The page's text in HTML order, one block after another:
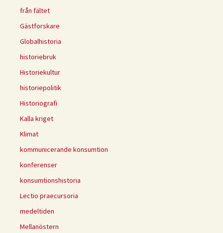
från fältet
Gästforskare
Globalhistoria
historiebruk
Historiekultur
historiepolitik
Historiografi
Kalla kriget
Klimat
kommunicerande konsumtion
konferenser
konsumtionshistoria
Lectio praecursoria
medeltiden
Mellanöstern